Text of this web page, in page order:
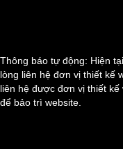
Thông báo tự động: Hiện
lòng liên hệ đơn vị thiết kế
liên hệ được đơn vị thiết kế
để bảo trì website.